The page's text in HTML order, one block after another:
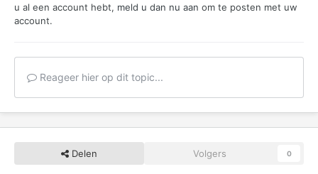
u al een account hebt, meld u dan nu aan om te posten met uw
account.
Reageer hier op dit topic...
Delen Volgers 0